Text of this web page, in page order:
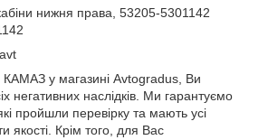
нижня права, 53205-5301142
КАМАЗ у магазині Avtogradus, Ви
негативних наслідків. Ми гарантуємо
які пройшли перевірку та мають усі
якості. Крім того, для Вас